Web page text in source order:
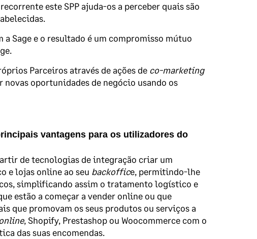
este SPP ajuda-os a perceber quais são
a Sage e o resultado é um compromisso mútuo
Parceiros através de ações de co-marketing
oportunidades de negócio usando os
vantagens para os utilizadores do
de tecnologias de integração criar um
e lojas online ao seu backoffice, permitindo-lhe
simplificando assim o tratamento logístico e
estão a começar a vender online ou que
que promovam os seus produtos ou serviços a
, Shopify, Prestashop ou Woocommerce com o
das suas encomendas.